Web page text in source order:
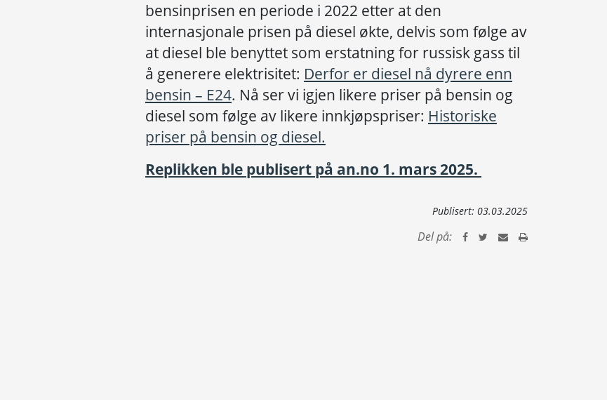
bensinprisen en periode i 2022 etter at den
internasjonale prisen på diesel økte, delvis som følge av
at diesel ble benyttet som erstatning for russisk gass til
å generere elektrisitet: Derfor er diesel nå dyrere enn
bensin – E24. Nå ser vi igjen likere priser på bensin og
diesel som følge av likere innkjøpspriser: Historiske
priser på bensin og diesel.
Replikken ble publisert på an.no 1. mars 2025.
Publisert: 03.03.2025
Del på: